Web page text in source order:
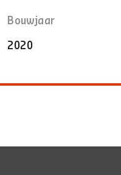
Bouwjaar
2020